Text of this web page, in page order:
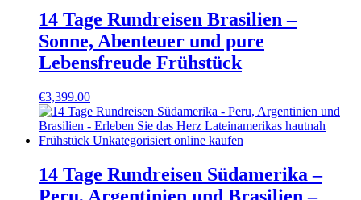
14 Tage Rundreisen Brasilien –
Sonne, Abenteuer und pure
Lebensfreude Frühstück
€3,399.00
14 Tage Rundreisen Südamerika –
Peru, Argentinien und Brasilien –